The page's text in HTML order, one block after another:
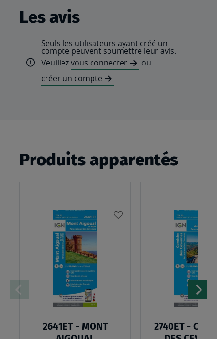
Les avis
Seuls les utilisateurs ayant créé un
compte peuvent soumettre leur avis.
Veuillezvous connecter
ou
créer un compte
Produits apparentés
2641ET - MONT
2740ET -